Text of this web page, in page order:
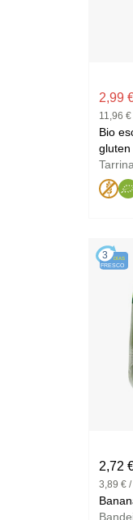
2,99
11,96 €
Bio
Tarrina
3 DÍAS
FRESCO
2,72
3,89 € /